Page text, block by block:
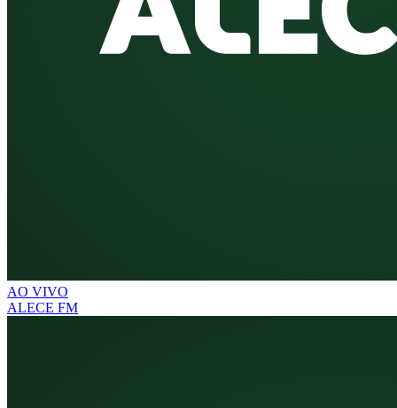
AO VIVO
ALECE FM